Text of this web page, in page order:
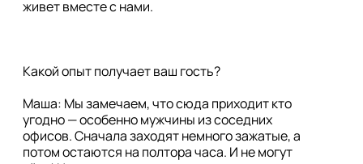
Какой опыт получает ваш гость?
Маша: Мы замечаем, что сюда приходит кто
угодно — особенно мужчины из соседних
офисов. Сначала заходят немного зажатые, а
потом остаются на полтора часа. И не могут